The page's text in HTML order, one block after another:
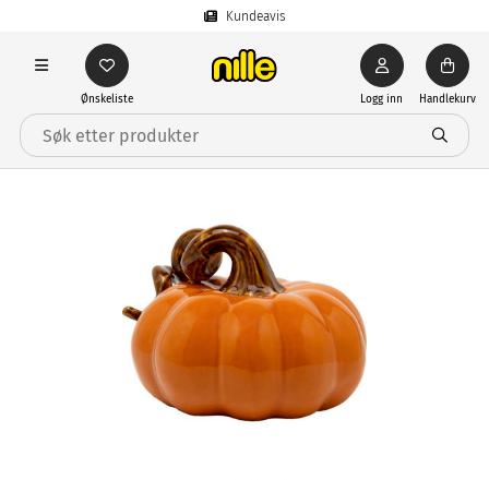
Kundeavis
Ønskeliste Logg inn Handlekurv